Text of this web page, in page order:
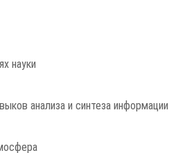
науки
анализа и синтеза информации